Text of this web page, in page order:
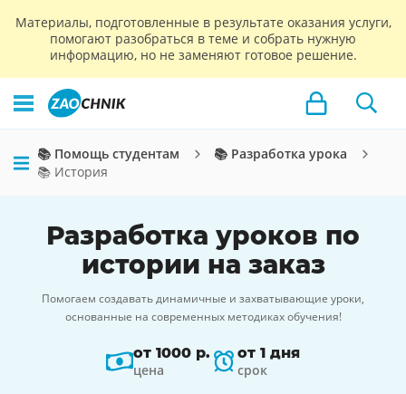
Материалы, подготовленные в результате оказания услуги,
помогают разобраться в теме и собрать нужную
информацию, но не заменяют готовое решение.
📚 Помощь студентам
📚 Разработка урока
📚 История
Разработка уроков по
истории на заказ
Помогаем создавать динамичные и захватывающие уроки,
основанные на современных методиках обучения!
от 1000 р.
цена
от 1 дня
срок